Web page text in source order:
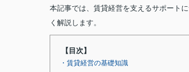
本記事では、賃貸経営を支えるサポート
く解説します。
【目次】
・賃貸経営の基礎知識